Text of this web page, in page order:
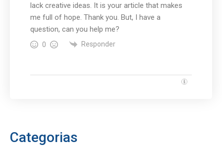
lack creative ideas. It is your article that makes
me full of hope. Thank you. But, I have a
question, can you help me?
0 Responder
Categorias